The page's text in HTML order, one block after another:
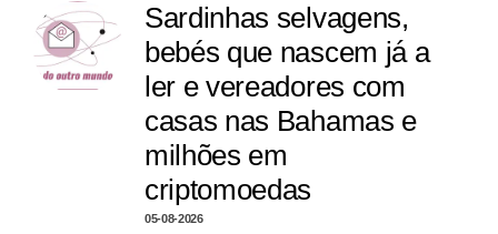
Sardinhas selvagens,
bebés que nascem já a
ler e vereadores com
casas nas Bahamas e
milhões em
criptomoedas
05-08-2026